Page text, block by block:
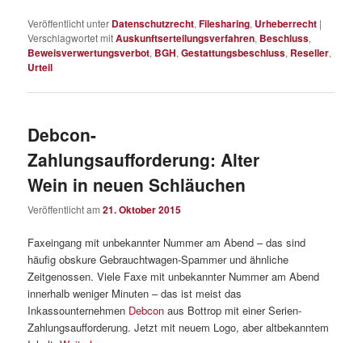
Veröffentlicht unter Datenschutzrecht,Filesharing, Urheberrecht |
Verschlagwortet mitAuskunftserteilungsverfahren, Beschluss,
Beweisverwertungsverbot, BGH,Gestattungsbeschluss, Reseller,
Urteil
Debcon-
Zahlungsaufforderung: Alter
Wein in neuen Schläuchen
Veröffentlicht am21. Oktober 2015
Faxeingang mit unbekannter Nummer am Abend – das sind
häufig obskure Gebrauchtwagen-Spammer und ähnliche
Zeitgenossen. Viele Faxe mit unbekannter Nummer am Abend
innerhalb weniger Minuten – das ist meist das
Inkassounternehmen Debcon aus Bottrop mit einer Serien-
Zahlungsaufforderung. Jetzt mit neuem Logo, aber altbekanntem